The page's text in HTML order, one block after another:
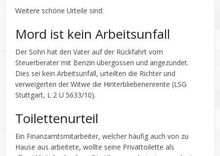
Weitere schöne Urteile sind:
Mord ist kein Arbeitsunfall
Der Sohn hat den Vater auf der Rückfahrt vom
Steuerberater mit Benzin übergossen und angezündet.
Dies sei kein Arbeitsunfall, urteilten die Richter und
verweigerten der Witwe die Hinterbliebenenrente (LSG
Stuttgart, L 2 U 5633/10).
Toilettenurteil
Ein Finanzamtsmitarbeiter, welcher häufig auch von zu
Hause aus arbeitete, wollte seine Privattoilette als